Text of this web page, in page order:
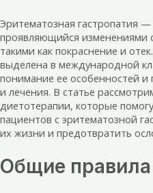
Эритематозная гастропатия
проявляющийся изменениями
такими как покраснение и
выделена в международной
понимание ее особенностей
и лечения. В статье
диетотерапии, которые
пациентов с эритематозной
их жизни и предотвратить
Общие правила